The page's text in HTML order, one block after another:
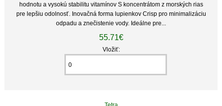
hodnotu a vysokú stabilitu vitamínov S koncentrátom z morských rias
pre lepšiu odolnosť. Inovačná forma lupienkov Crisp pro minimalizáciu
odpadu a znečistenie vody. Ideálne pre...
55.71€
Vložiť:
Tetra